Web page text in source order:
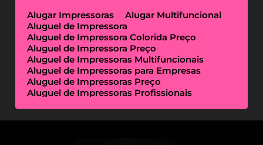
Alugar Impressoras
Alugar Multifuncional
Aluguel de Impressora
Aluguel de Impressora Colorida Preço
Aluguel de Impressora Preço
Aluguel de Impressoras Multifuncionais
Aluguel de Impressoras para Empresas
Aluguel de Impressoras Preço
Aluguel de Impressoras Profissionais